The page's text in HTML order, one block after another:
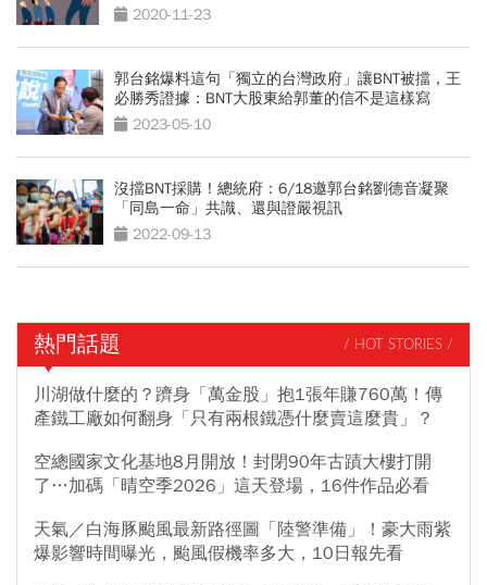
2020-11-23
郭台銘爆料這句「獨立的台灣政府」讓BNT被擋，王
必勝秀證據：BNT大股東給郭董的信不是這樣寫
2023-05-10
沒擋BNT採購！總統府：6/18邀郭台銘劉德音凝聚
「同島一命」共識、還與證嚴視訊
2022-09-13
熱門話題 / HOT STORIES /
川湖做什麼的？躋身「萬金股」抱1張年賺760萬！傳
產鐵工廠如何翻身「只有兩根鐵憑什麼賣這麼貴」？
空總國家文化基地8月開放！封閉90年古蹟大樓打開
了…加碼「晴空季2026」這天登場，16件作品必看
天氣／白海豚颱風最新路徑圖「陸警準備」！豪大雨紫
爆影響時間曝光，颱風假機率多大，10日報先看